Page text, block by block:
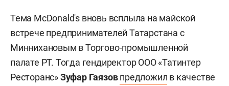
Тема МсDonald's вновь всплыла на майской
встрече предпринимателей Татарстана с
Миннихановым в Торгово-промышленной
палате РТ. Тогда гендиректор ООО «Татинтер
Ресторанс»Зуфар Гаязов предложил в качестве